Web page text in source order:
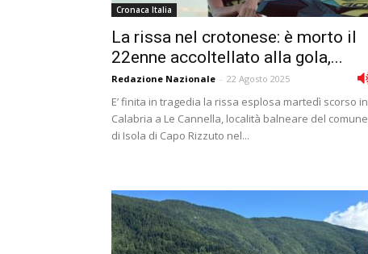
Cronaca Italia
La rissa nel crotonese: è morto il
22enne accoltellato alla gola,...
Redazione Nazionale - 22 Agosto 2025
E’ finita in tragedia la rissa esplosa martedì scorso in
Calabria a Le Cannella, località balneare del comune
di Isola di Capo Rizzuto nel...